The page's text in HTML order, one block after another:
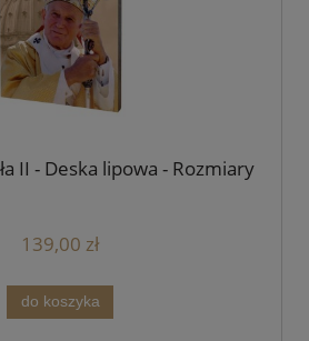
II - Deska lipowa - Rozmiary
139,00 zł
do koszyka